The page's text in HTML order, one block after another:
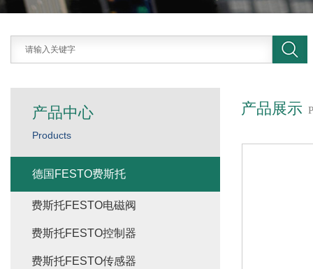
产品展示
产品中心
Products
德国FESTO费斯托
费斯托FESTO电磁阀
费斯托FESTO控制器
费斯托FESTO传感器